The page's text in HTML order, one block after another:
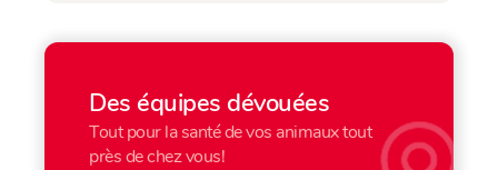
Des équipes dévouées
Tout pour la santé de vos animaux tout
près de chez vous!